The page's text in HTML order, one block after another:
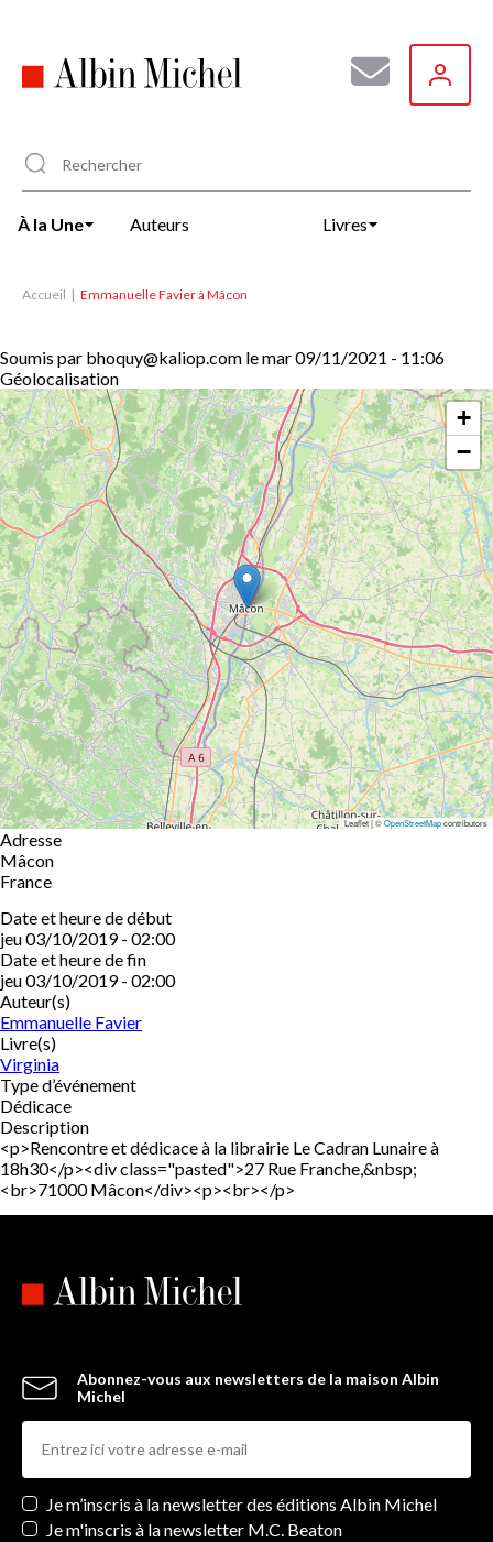
principal
À la Une Auteurs Livres
Accueil Emmanuelle Favier à Mâcon
Soumis par bhoquy@kaliop.com lemar 09/11/2021 - 11:06
Géolocalisation
+
−
Leaflet | ©OpenStreetMapcontributors
Adresse
Mâcon
France
Date et heure de début
jeu 03/10/2019 - 02:00
Date et heure de fin
jeu 03/10/2019 - 02:00
Auteur(s)
Emmanuelle Favier
Livre(s)
Virginia
Type d’événement
Dédicace
Description
<p>Rencontre et dédicace à la librairie Le Cadran Lunaire à
18h30</p><div class="pasted">27 Rue Franche,&nbsp;
<br>71000 Mâcon</div><p><br></p>
Abonnez-vous aux newsletters de la maison Albin
Michel
Newsletters
Je m’inscris à la newsletter des éditions Albin Michel
Je m'inscris à la newsletter M.C. Beaton